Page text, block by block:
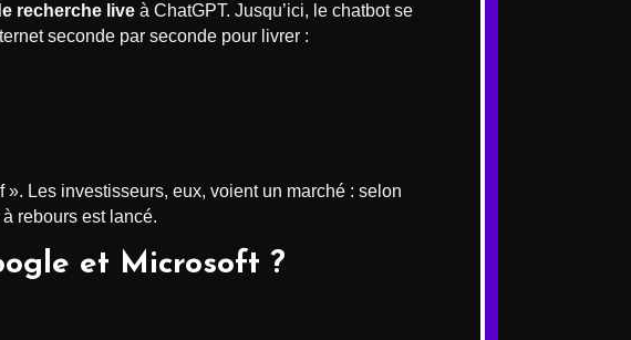
recherche live à ChatGPT. Jusqu’ici, le chatbot se
seconde par seconde pour livrer :
Les investisseurs, eux, voient un marché : selon
rebours est lancé.
et Microsoft ?